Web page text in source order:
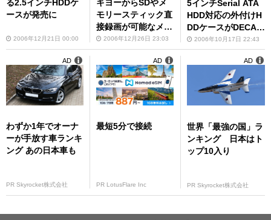
る2.5インチHDDケ
ースが発売に
2006年12月21日 00:00
キヨーからSDやメ
モリースティック直
接録画が可能なメデ
ィアレコーダー「W
AVIO VR-1000
J」！
2006年12月26日 23:03
5インチSerial ATA
HDD対応の外付けH
DDケースがDECAか
ら2006年10月17日 22:43
わずか1年でオーナ
ーが手放す車ランキ
ング あの日本車も
PR Skyrocket株式会社
AD
最短5分で接続
PR LotusFlare Inc
AD
世界「最強の国」ラ
ンキング 日本はト
ップ10入り
PR Skyrocket株式会社
AD